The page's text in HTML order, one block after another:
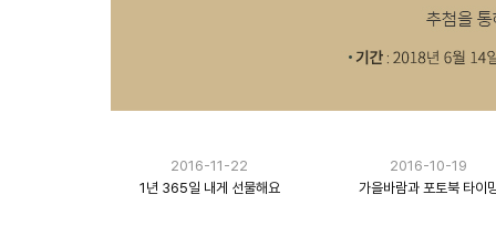
2016-11-22
1년 365일 내게 선물해요
2016-10-19
가을바람과 포토북 타이